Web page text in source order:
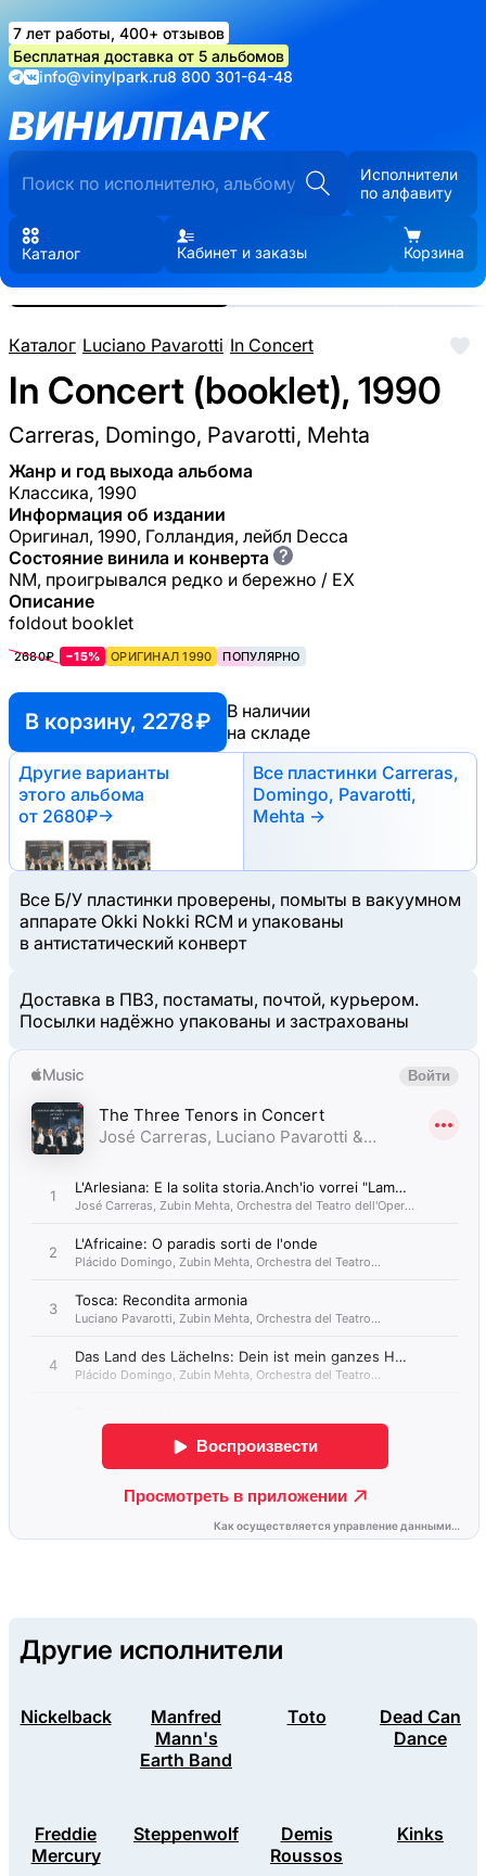
7 лет работы, 400+ отзывов
Бесплатная доставка от 5 альбомов
info@vinylpark.ru8 800 301-64-48
ВИНИЛПАРК
Исполнители
по алфавиту
Каталог Кабинет и заказы Корзина
Каталог/Luciano Pavarotti/In Concert
In Concert (booklet), 1990
Carreras, Domingo, Pavarotti, Mehta
Жанр и год выхода альбома
Классика, 1990
Информация об издании
Оригинал, 1990, Голландия, лейбл Decca
Состояние винила и конверта ?
NM, проигрывался редко и бережно / EX
Описание
foldout booklet
2680₽ −15% ОРИГИНАЛ 1990 ПОПУЛЯРНО
В корзину, 2278 ₽
В наличии
на складе
Другие варианты
этого альбома
от 2680₽→
Все пластинки Carreras,
Domingo, Pavarotti,
Mehta →
Все Б/У пластинки проверены, помыты в вакуумном
аппарате Okki Nokki RCM и упакованы
в антистатический конверт
Доставка в ПВЗ, постаматы, почтой, курьером.
Посылки надёжно упакованы и застрахованы
Реальные фото пластинки.
Нажмите, чтобы увеличить
Другие исполнители
Nickelback
Manfred
Mann's
Earth Band
Toto
Dead Can
Dance
Freddie
Mercury
Steppenwolf
Demis
Roussos
Kinks